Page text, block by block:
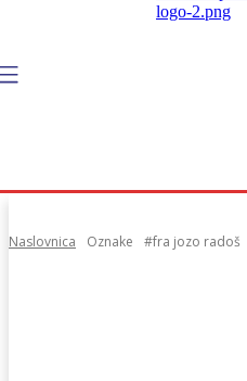
Naslovnica Oznake #fra jozo radoš